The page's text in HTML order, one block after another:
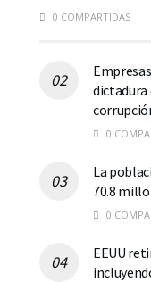
0 COMPARTIDAS
dictadura
0
La
70.8
0
EEUU